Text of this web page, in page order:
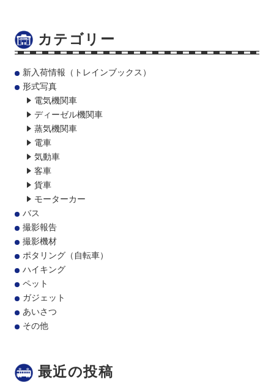
カテゴリー
新入荷情報（トレインブックス）
形式写真
電気機関車
ディーゼル機関車
蒸気機関車
電車
気動車
客車
貨車
モーターカー
バス
撮影報告
撮影機材
ポタリング（自転車）
ハイキング
ペット
ガジェット
あいさつ
その他
最近の投稿